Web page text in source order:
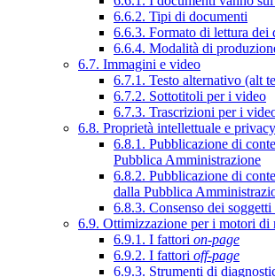
6.6.2. Tipi di documenti
6.6.3. Formato di lettura dei
6.6.4. Modalità di
6.7. Immagini e video
6.7.1. Testo alternativo (alt
6.7.2. Sottotitoli per i video
6.7.3. Trascrizioni per i
6.8. Proprietà intellettuale e privacy
6.8.1. Pubblicazione di
Pubblica Amministrazione
6.8.2. Pubblicazione di
dalla Pubblica
6.8.3. Consenso dei
6.9. Ottimizzazione per i motori di
6.9.1. I fattori on-page
6.9.2. I fattori off-page
6.9.3. Strumenti di